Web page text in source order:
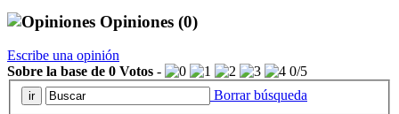
Opiniones (0)
Escribe una opinión
Sobre la base de 0 Votos - 0/5
Borrar búsqueda